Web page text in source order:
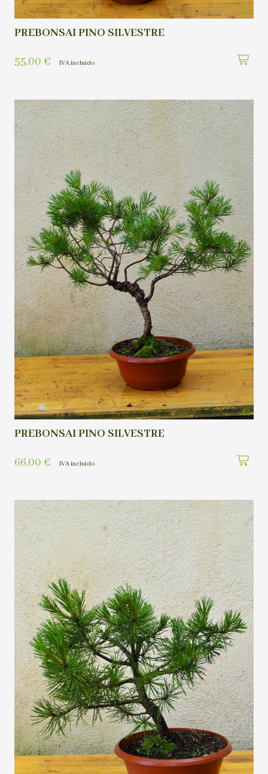
PREBONSAI PINO SILVESTRE
55,00 € IVA incluído
PREBONSAI PINO SILVESTRE
66,00 € IVA incluído